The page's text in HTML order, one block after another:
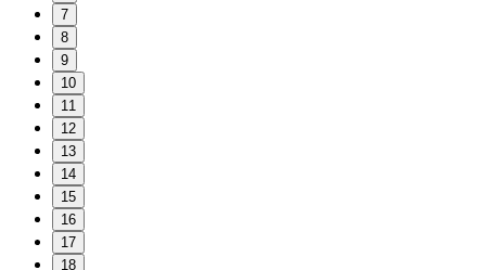
7
8
9
10
11
12
13
14
15
16
17
18